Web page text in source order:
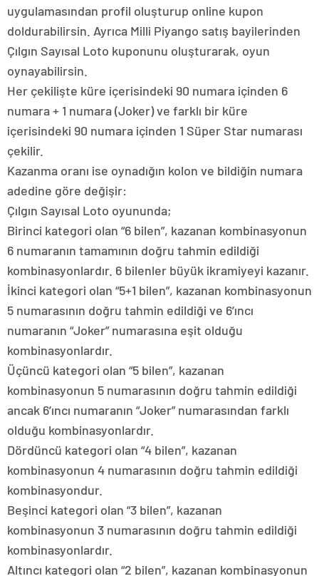
uygulamasından profil oluşturup online kupon
doldurabilirsin. Ayrıca Milli Piyango satış bayilerinden
Çılgın Sayısal Loto kuponunu oluşturarak, oyun
oynayabilirsin.
Her çekilişte küre içerisindeki 90 numara içinden 6
numara + 1 numara (Joker) ve farklı bir küre
içerisindeki 90 numara içinden 1 Süper Star numarası
çekilir.
Kazanma oranı ise oynadığın kolon ve bildiğin numara
adedine göre değişir:
Çılgın Sayısal Loto oyununda;
Birinci kategori olan “6 bilen”, kazanan kombinasyonun
6 numaranın tamamının doğru tahmin edildiği
kombinasyonlardır. 6 bilenler büyük ikramiyeyi kazanır.
İkinci kategori olan “5+1 bilen”, kazanan kombinasyonun
5 numarasının doğru tahmin edildiği ve 6’ıncı
numaranın “Joker” numarasına eşit olduğu
kombinasyonlardır.
Üçüncü kategori olan “5 bilen”, kazanan
kombinasyonun 5 numarasının doğru tahmin edildiği
ancak 6’ıncı numaranın “Joker” numarasından farklı
olduğu kombinasyonlardır.
Dördüncü kategori olan “4 bilen”, kazanan
kombinasyonun 4 numarasının doğru tahmin edildiği
kombinasyondur.
Beşinci kategori olan “3 bilen”, kazanan
kombinasyonun 3 numarasının doğru tahmin edildiği
kombinasyonlardır.
Altıncı kategori olan “2 bilen”, kazanan kombinasyonun